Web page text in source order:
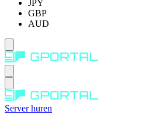
JPY
GBP
AUD
Server huren